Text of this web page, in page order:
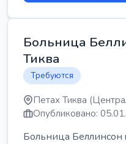
Больница
Тиква
Требуются
Петах Тиква
Опубликовано:
Больница Беллинсон